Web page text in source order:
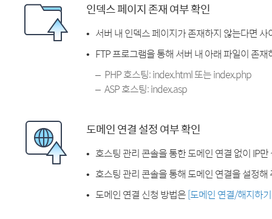
인덱스 페이지 존재 여부 확인
서버 내 인덱스 페이지가 존재하지 않는다면
FTP 프로그램을 통해 서버 내 아래 파일이 존
PHP 호스팅: index.html 또는 index.php
ASP 호스팅: index.asp
도메인 연결 설정 여부 확인
호스팅 관리 콘솔을 통한 도메인 연결 없이 IP
호스팅 관리 콘솔을 통해 도메인 연결을 설정해
도메인 연결 신청 방법은[도메인 연결/해지하